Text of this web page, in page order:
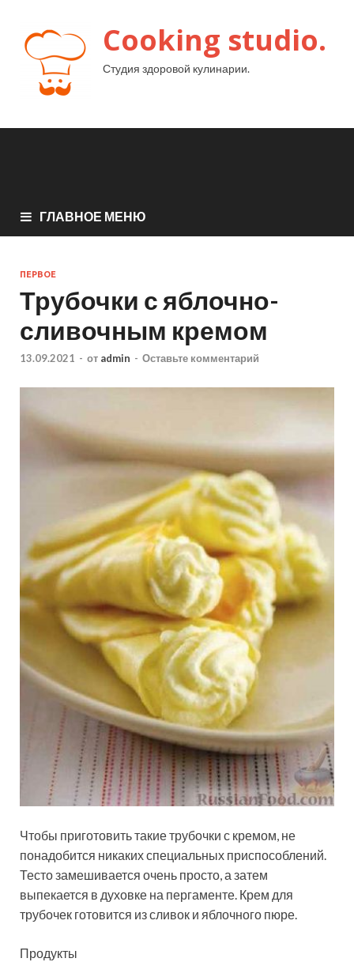
Cooking studio.
Студия здоровой кулинарии.
ГЛАВНОЕ МЕНЮ
ПЕРВОЕ
Трубочки с яблочно-
сливочным кремом
13.09.2021 - от admin - Оставьте комментарий
Чтобы приготовить такие трубочки с кремом, не
понадобится никаких специальных приспособлений.
Тесто замешивается очень просто, а затем
выпекается в духовке на пергаменте. Крем для
трубочек готовится из сливок и яблочного пюре.
Продукты